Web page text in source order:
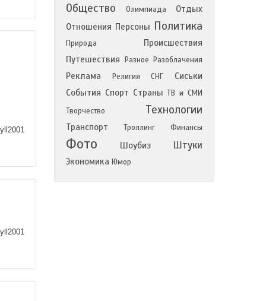
lyll2001
lyll2001
Общество Олимпиада
Отдых
Отношения Персоны Политика
Природа
Происшествия
Путешествия
Разное Разоблачения
Реклама Религия СНГ
Сиськи
События Спорт Страны ТВ и СМИ
Творчество
Технологии
Транспорт Троллинг Финансы
Фото Шоубиз Штуки
Экономика Юмор